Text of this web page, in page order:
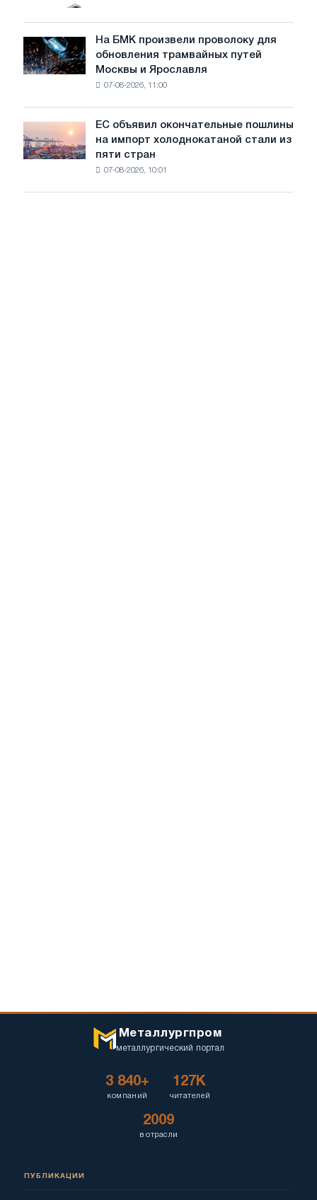
достижения
целей
обезуглероживания
грузовиков
в
июле
На
БМК
произвели
трамвайных
путей
Москвы
Ярославля
На БМК произвели проволоку для
обновления трамвайных путей
Москвы и Ярославля
07-08-2026, 11:00
объявил
окончательные
ЕС объявил окончательные пошлины
на импорт холоднокатаной стали из
пяти стран
07-08-2026, 10:01
Металлургпром
металлургический портал
3 840+
компаний
127K
читателей
2009
в отрасли
ПУБЛИКАЦИИ